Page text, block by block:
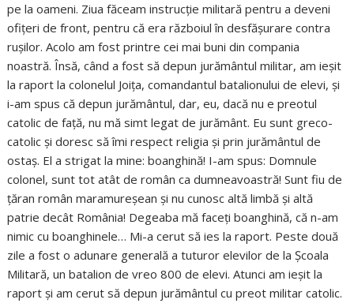
pe la oameni. Ziua făceam instrucție militară pentru a deveni
ofițeri de front, pentru că era războiul în desfășurare contra
rușilor. Acolo am fost printre cei mai buni din compania
noastră. Însă, când a fost să depun jurământul militar, am ieșit
la raport la colonelul Joița, comandantul batalionului de elevi, și
i-am spus că depun jurământul, dar, eu, dacă nu e preotul
catolic de față, nu mă simt legat de jurământ. Eu sunt greco-
catolic și doresc să îmi respect religia și prin jurământul de
ostaș. El a strigat la mine: boanghină! I-am spus: Domnule
colonel, sunt tot atât de român ca dumneavoastră! Sunt fiu de
țăran român maramureșean și nu cunosc altă limbă și altă
patrie decât România! Degeaba mă faceți boanghină, că n-am
nimic cu boanghinele… Mi-a cerut să ies la raport. Peste două
zile a fost o adunare generală a tuturor elevilor de la Școala
Militară, un batalion de vreo 800 de elevi. Atunci am ieșit la
raport și am cerut să depun jurământul cu preot militar catolic.